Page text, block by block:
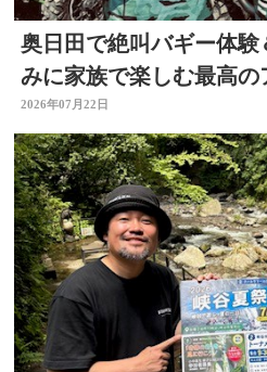
奥日田で絶叫バギー体
みに家族で楽しむ最高の
2026年07月22日